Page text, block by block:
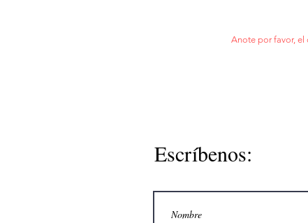
Anote por favor, el
Escríbenos: